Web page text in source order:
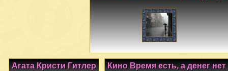
Кино Время есть, а денег нет
Агата Кристи Гитлер